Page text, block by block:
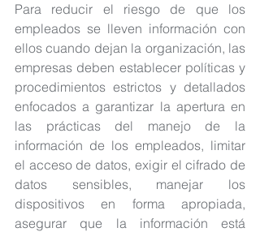
Para reducir el riesgo de que los
empleados se lleven información con
ellos cuando dejan la organización, las
empresas deben establecer políticas y
procedimientos estrictos y detallados
enfocados a garantizar la apertura en
las prácticas del manejo de la
información de los empleados, limitar
el acceso de datos, exigir el cifrado de
datos sensibles, manejar los
dispositivos en forma apropiada,
asegurar que la información está